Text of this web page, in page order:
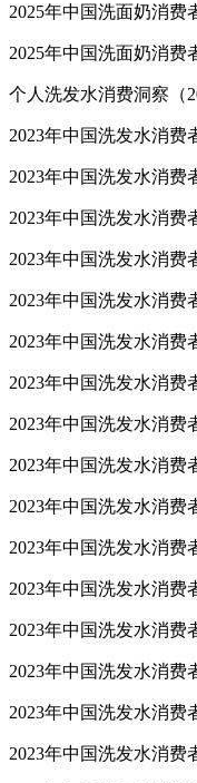
2025年中国洗面奶消费
2025年中国洗面奶消费
个人洗发水消费洞察（
2023年中国洗发水消费
2023年中国洗发水消费
2023年中国洗发水消费
2023年中国洗发水消费
2023年中国洗发水消费
2023年中国洗发水消费
2023年中国洗发水消费
2023年中国洗发水消费
2023年中国洗发水消费
2023年中国洗发水消费
2023年中国洗发水消费
2023年中国洗发水消费
2023年中国洗发水消费
2023年中国洗发水消费
2023年中国洗发水消费
2023年中国洗发水消费